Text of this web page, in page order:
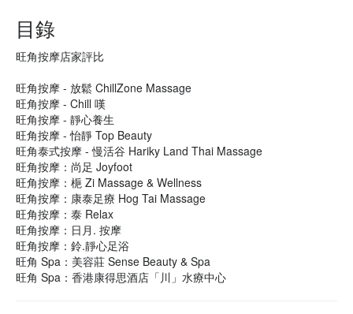
目錄
旺角按摩店家評比
旺角按摩 - 放鬆 ChillZone Massage
旺角按摩 - Chill 嘆
旺角按摩 - 靜心養生
旺角按摩 - 怡靜 Top Beauty
旺角泰式按摩 - 慢活谷 Hariky Land Thai Massage
旺角按摩：尚足 Joyfoot
旺角按摩：梔 Zi Massage & Wellness
旺角按摩：康泰足療 Hog Tai Massage
旺角按摩：泰 Relax
旺角按摩：日月. 按摩
旺角按摩：鈴.靜心足浴
旺角 Spa：美容莊 Sense Beauty & Spa
旺角 Spa：香港康得思酒店「川」水療中心